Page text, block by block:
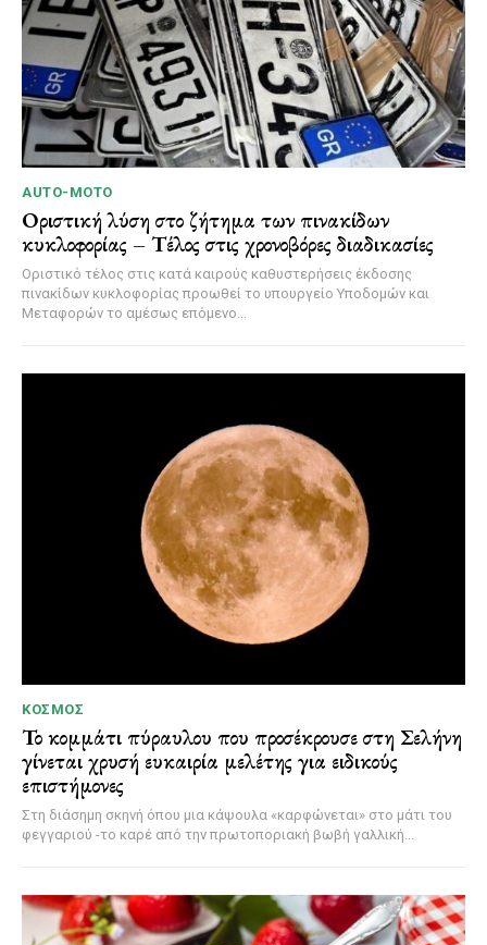
AUTO-MOTO
Οριστική λύση στο ζήτημα των πινακίδων
κυκλοφορίας – Τέλος στις χρονοβόρες διαδικασίες
Οριστικό τέλος στις κατά καιρούς καθυστερήσεις έκδοσης
πινακίδων κυκλοφορίας προωθεί το υπουργείο Υποδομών και
Μεταφορών το αμέσως επόμενο...
ΚΌΣΜΟΣ
Το κομμάτι πύραυλου που προσέκρουσε στη Σελήνη
γίνεται χρυσή ευκαιρία μελέτης για ειδικούς
επιστήμονες
Στη διάσημη σκηνή όπου μια κάψουλα «καρφώνεται» στο μάτι του
φεγγαριού -το καρέ από την πρωτοποριακή βωβή γαλλική...